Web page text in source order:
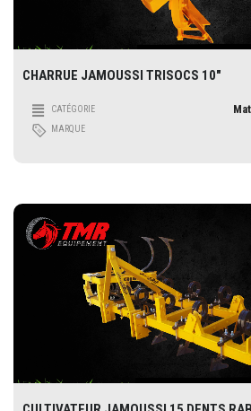
CHARRUE JAMOUSSI TRISOCS 10″
CATÉGORIE
MARQUE